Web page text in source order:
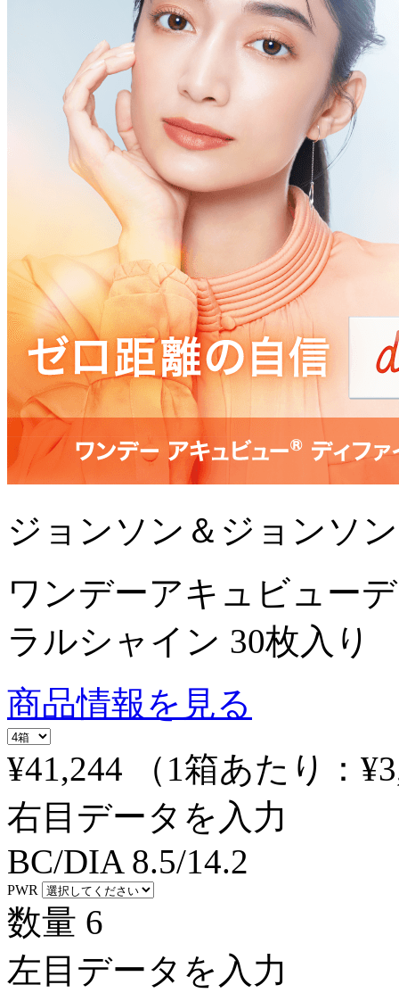
ジョンソン＆ジョンソン
ワンデーアキュビュー
ラルシャイン 30枚入り
商品情報を見る
¥41,244
（1箱あたり：
右目データを入力
BC/DIA 8.5/14.2
PWR
数量 6
左目データを入力